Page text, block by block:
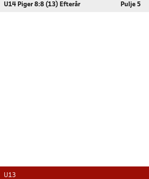
U14 Piger 8:8 (13) Efterår Pulje 5
U13